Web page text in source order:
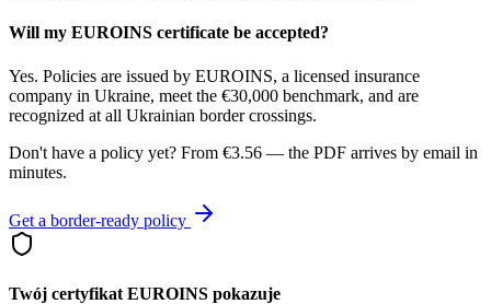
Will my EUROINS certificate be accepted?
Yes. Policies are issued by EUROINS, a licensed insurance
company in Ukraine, meet the €30,000 benchmark, and are
recognized at all Ukrainian border crossings.
Don't have a policy yet? From €3.56 — the PDF arrives by email in
minutes.
Get a border-ready policy
Twój certyfikat EUROINS pokazuje